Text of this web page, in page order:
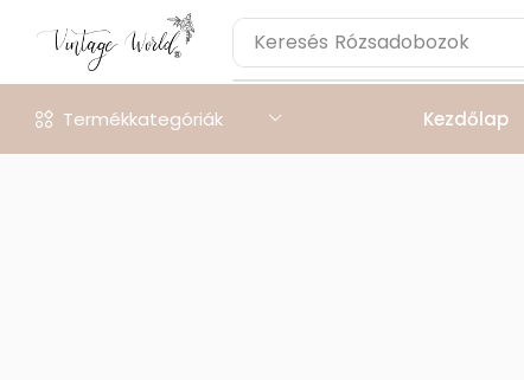
Keresés Rózsadobozok
Termékkategóriák Kezdőlap